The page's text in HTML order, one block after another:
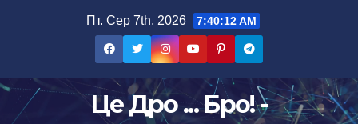
Пт. Сер 7th, 2026 7:40:13 AM
Це Дро ... Бро! -